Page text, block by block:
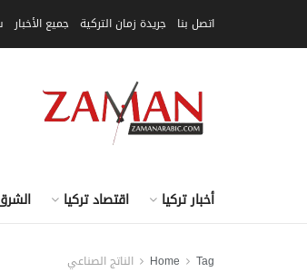
اتصل بنا جريدة زمان التركية جميع الأخبار
أخبار تركيا اقتصاد تركيا
Home Tag الناتج الصناعي